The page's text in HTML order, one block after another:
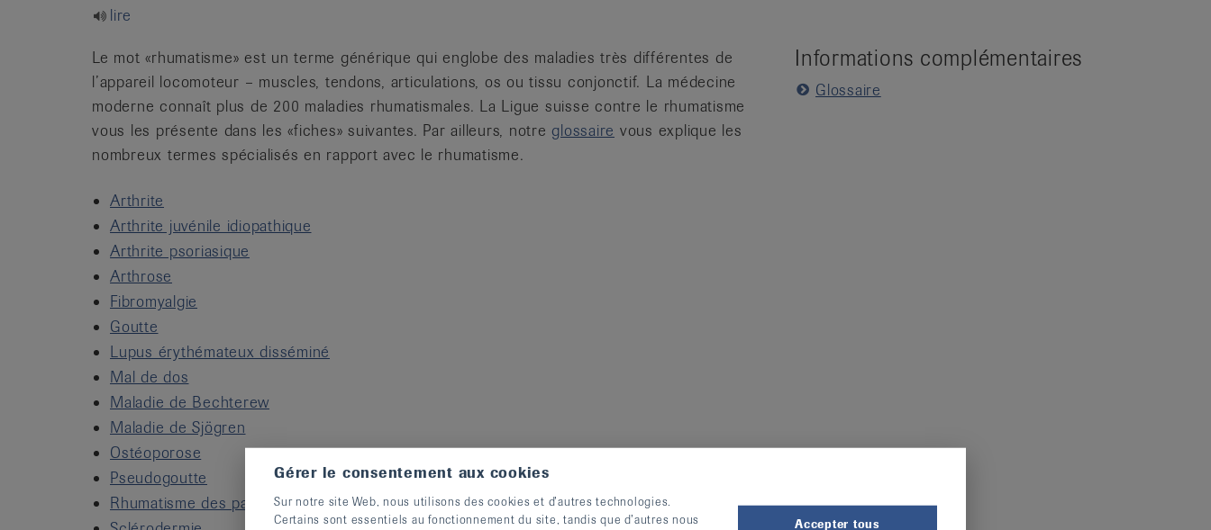
lire
Le mot «rhumatisme» est un terme générique qui englobe des maladies très différentes de
l’appareil locomoteur – muscles, tendons, articulations, os ou tissu conjonctif. La médecine
moderne connaît plus de 200 maladies rhumatismales. La Ligue suisse contre le rhumatisme
vous les présente dans les «fiches» suivantes. Par ailleurs, notre glossaire vous explique les
nombreux termes spécialisés en rapport avec le rhumatisme.
Arthrite
Arthrite juvénile idiopathique
Arthrite psoriasique
Arthrose
Fibromyalgie
Goutte
Lupus érythémateux disséminé
Mal de dos
Maladie de Bechterew
Maladie de Sjögren
Ostéoporose
Pseudogoutte
Rhumatisme des parties molles
Informations complémentaires
Glossaire
Gérer le consentement aux cookies
Sur notre site Web, nous utilisons des cookies et d’autres technologies.
Certains sont essentiels au fonctionnement du site, tandis que d’autres nous
Accepter tous